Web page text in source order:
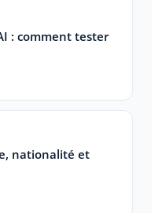
: comment tester
nationalité et